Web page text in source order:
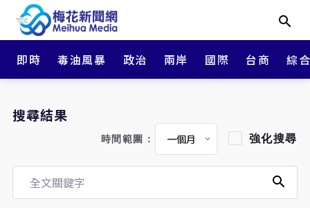
即時 毒油風暴 政治 兩岸 國際 台商 綜
搜尋結果
時間範圍： 強化搜尋